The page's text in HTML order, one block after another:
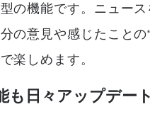
の機能です。ニュー
の意見や感じたこと
楽しめます。
も日々アップデート